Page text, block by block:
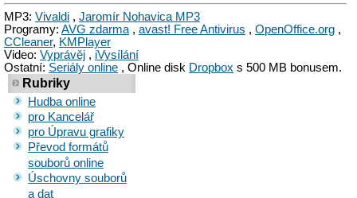
MP3: Vivaldi , Jaromír Nohavica MP3
Programy: AVG zdarma, avast! Free Antivirus , OpenOffice.org ,
CCleaner, KMPlayer
Video: Vyprávěj , iVysílání
Ostatní: Seriály online , Online disk Dropbox s 500 MB bonusem.
Rubriky
Hudba online
pro Kancelář
pro Úpravu grafiky
Převod formátů
souborů online
Úschovny souborů
a dat